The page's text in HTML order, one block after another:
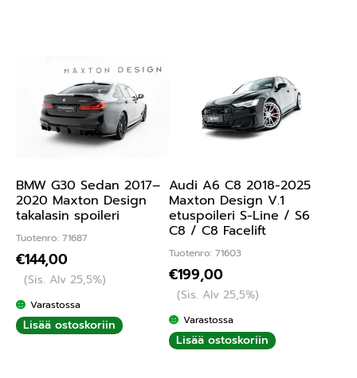
BMW G30 Sedan 2017–
2020 Maxton Design
takalasin spoileri
Tuotenro: 71687
€144,00
(Sis. Alv 25,5%)
Varastossa
Lisää ostoskoriin
Audi A6 C8 2018-2025
Maxton Design V.1
etuspoileri S-Line / S6
C8 / C8 Facelift
Tuotenro: 71603
€199,00
(Sis. Alv 25,5%)
Varastossa
Lisää ostoskoriin